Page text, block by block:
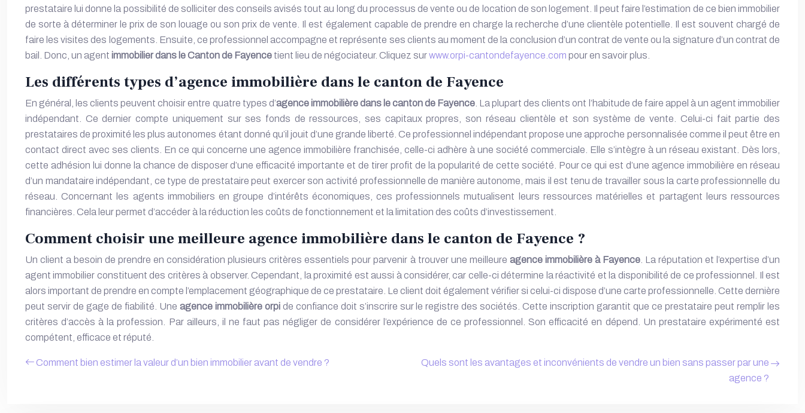
prestataire lui donne la possibilité de solliciter des conseils avisés tout au long du processus de vente ou de location de son logement. Il peut faire l’estimation de ce bien immobilier
de sorte à déterminer le prix de son louage ou son prix de vente. Il est également capable de prendre en charge la recherche d’une clientèle potentielle. Il est souvent chargé de
faire les visites des logements. Ensuite, ce professionnel accompagne et représente ses clients au moment de la conclusion d’un contrat de vente ou la signature d’un contrat de
bail. Donc, un agent immobilier dans le Canton de Fayence tient lieu de négociateur. Cliquez surwww.orpi-cantondefayence.com pour en savoir plus.
Les différents types d’agence immobilière dans le canton de Fayence
En général, les clients peuvent choisir entre quatre types d’agence immobilière dans le canton de Fayence . La plupart des clients ont l’habitude de faire appel à un agent immobilier
indépendant. Ce dernier compte uniquement sur ses fonds de ressources, ses capitaux propres, son réseau clientèle et son système de vente. Celui-ci fait partie des
prestataires de proximité les plus autonomes étant donné qu’il jouit d’une grande liberté. Ce professionnel indépendant propose une approche personnalisée comme il peut être en
contact direct avec ses clients. En ce qui concerne une agence immobilière franchisée, celle-ci adhère à une société commerciale. Elle s’intègre à un réseau existant. Dès lors,
cette adhésion lui donne la chance de disposer d’une efficacité importante et de tirer profit de la popularité de cette société. Pour ce qui est d’une agence immobilière en réseau
d’un mandataire indépendant, ce type de prestataire peut exercer son activité professionnelle de manière autonome, mais il est tenu de travailler sous la carte professionnelle du
réseau. Concernant les agents immobiliers en groupe d’intérêts économiques, ces professionnels mutualisent leurs ressources matérielles et partagent leurs ressources
financières. Cela leur permet d’accéder à la réduction les coûts de fonctionnement et la limitation des coûts d’investissement.
Comment choisir une meilleure agence immobilière dans le canton de Fayence ?
Un client a besoin de prendre en considération plusieurs critères essentiels pour parvenir à trouver une meilleure agence immobilière à Fayence. La réputation et l’expertise d’un
agent immobilier constituent des critères à observer. Cependant, la proximité est aussi à considérer, car celle-ci détermine la réactivité et la disponibilité de ce professionnel. Il est
alors important de prendre en compte l’emplacement géographique de ce prestataire. Le client doit également vérifier si celui-ci dispose d’une carte professionnelle. Cette dernière
peut servir de gage de fiabilité. Une agence immobilière orpide confiance doit s’inscrire sur le registre des sociétés. Cette inscription garantit que ce prestataire peut remplir les
critères d’accès à la profession. Par ailleurs, il ne faut pas négliger de considérer l’expérience de ce professionnel. Son efficacité en dépend. Un prestataire expérimenté est
compétent, efficace et réputé.
Comment bien estimer la valeur d’un bien immobilier avant de vendre ?
Quels sont les avantages et inconvénients de vendre un bien sans passer par une
agence ?